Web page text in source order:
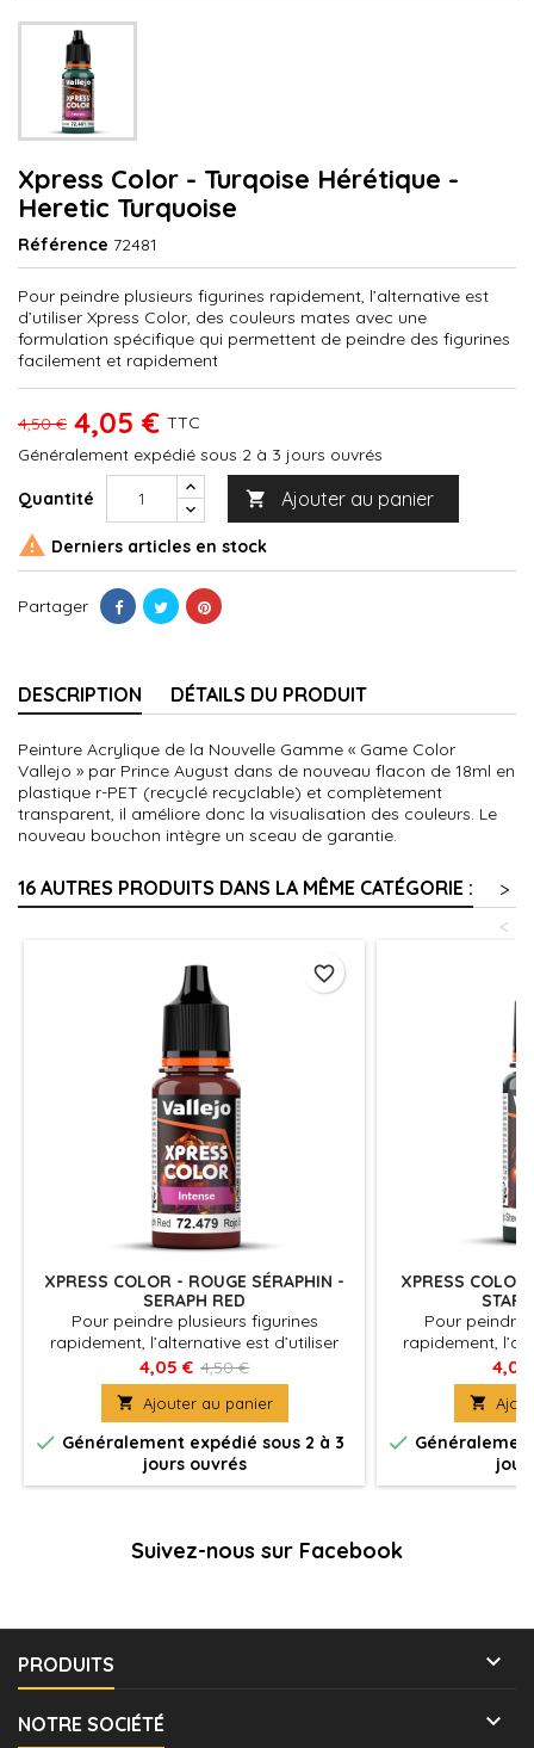
Xpress Color - Turqoise Hérétique -
Heretic Turquoise
Référence 72481
Pour peindre plusieurs figurines rapidement, l’alternative est
d’utiliser Xpress Color, des couleurs mates avec une
formulation spécifique qui permettent de peindre des figurines
facilement et rapidement
4,50 € 4,05 € TTC
Généralement expédié sous 2 à 3 jours ouvrés
Quantité  Ajouter au panier
 Derniers articles en stock
Partager
DESCRIPTION DÉTAILS DU PRODUIT
Peinture Acrylique de la Nouvelle Gamme « Game Color
Vallejo » par Prince August dans de nouveau flacon de 18ml en
plastique r-PET (recyclé recyclable) et complètement
transparent, il améliore donc la visualisation des couleurs. Le
nouveau bouchon intègre un sceau de garantie.
16 AUTRES PRODUITS DANS LA MÊME CATÉGORIE :
>
<
XPRESS COLOR - ROUGE SÉRAPHIN -
SERAPH RED
Pour peindre plusieurs figurines
rapidement, l’alternative est d’utiliser
Xpress Color, des couleurs mates avec
une formulation spécifique qui
permettent de peindre des figurines
facilement et rapidement
4,05 € 4,50 €
 Ajouter au panier
 Généralement expédié sous 2 à 3
jours ouvrés
favorite_border
XPRESS
Pour peindre
rapidement,
Xpress Color,
une
permettent de
4,05


Suivez-nous sur Facebook
PRODUITS 
NOTRE SOCIÉTÉ 